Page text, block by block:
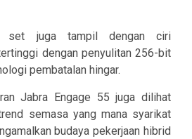
set juga tampil dengan ciri
dengan penyulitan 256-bit
pembatalan hingar.
Jabra Engage 55 juga dilihat
semasa yang mana syarikat
budaya pekerjaan hibrid